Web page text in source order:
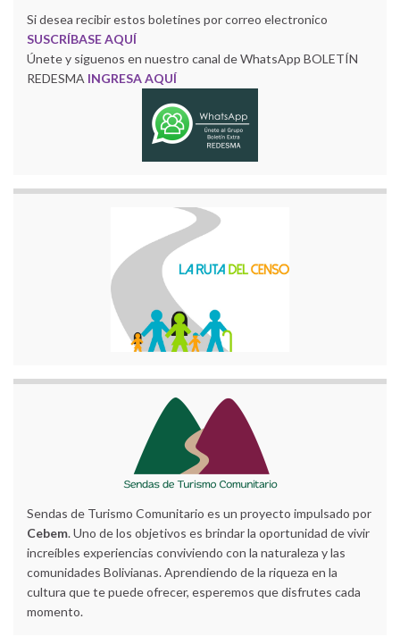
Si desea recibir estos boletines por correo electronico
SUSCRÍBASE AQUÍ
Únete y siguenos en nuestro canal de WhatsApp BOLETÍN
REDESMA INGRESA AQUÍ
Sendas de Turismo Comunitario es un proyecto impulsado por
Cebem. Uno de los objetivos es brindar la oportunidad de vivir
increíbles experiencias conviviendo con la naturaleza y las
comunidades Bolivianas. Aprendiendo de la riqueza en la
cultura que te puede ofrecer, esperemos que disfrutes cada
momento.